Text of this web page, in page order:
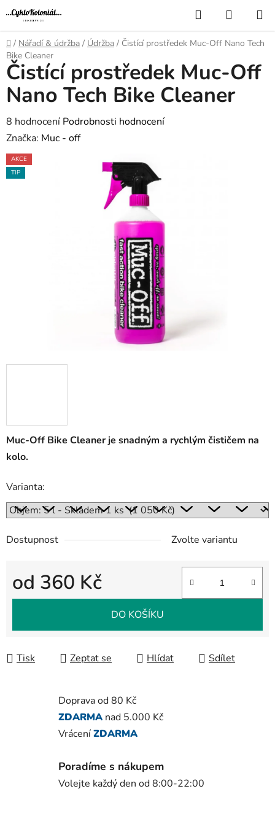
Přejít
na
obsah
Hledat
KOŠÍK
Domů
/ Nářadí & údržba / Údržba / Čistící prostředek Muc-Off Nano Tech
Bike Cleaner
Muc-Off Bike Cleaner je snadným a rychlým čističem na
kolo.
Varianta:
Dostupnost Zvolte variantu
od 360 Kč
Měrná cena:
DO KOŠÍKU
Tisk Zeptat se Hlídat Sdílet
Čistící prostředek Muc-Off
Nano Tech Bike Cleaner
Průměrné
hodnocení
produktu
je
8 hodnocení Podrobnosti hodnocení
Značka: Muc - off
AKCE
TIP
Doprava od 80 Kč
ZDARMA nad 5.000 Kč
VráceníZDARMA
Poradíme s nákupem
Volejte každý den od 8:00-22:00